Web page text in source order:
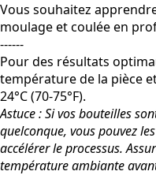
Vous souhaitez
moulage et coulée en
------
Pour des résultats
température de la pièce
24°C (70-75°F).
Astuce : Si vos bouteilles
quelconque, vous pouvez
accélérer le processus.
température ambiante